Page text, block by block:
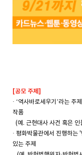
[공모 주제]
· ‘역사바로세우기’라는 주
작품
(예. 근현대사 사건 혹은 인
· 평화박물관에서 진행하는
있는 주제